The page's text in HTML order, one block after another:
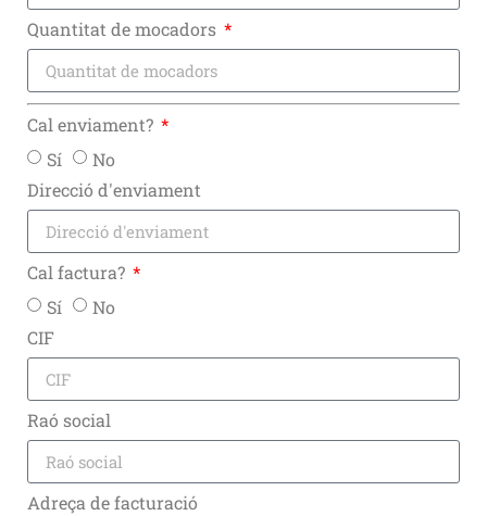
Quantitat de mocadors
Cal enviament?
Sí
No
Direcció d'enviament
Cal factura?
Sí
No
CIF
Raó social
Adreça de facturació